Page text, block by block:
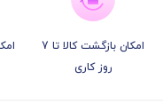
امکان بازگشت کالا تا 7
روز کاری